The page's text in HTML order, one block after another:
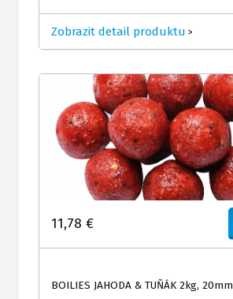
Zobrazit detail produktu >
11,78 €
BOILIES JAHODA & TUŇÁK 2kg, 20mm